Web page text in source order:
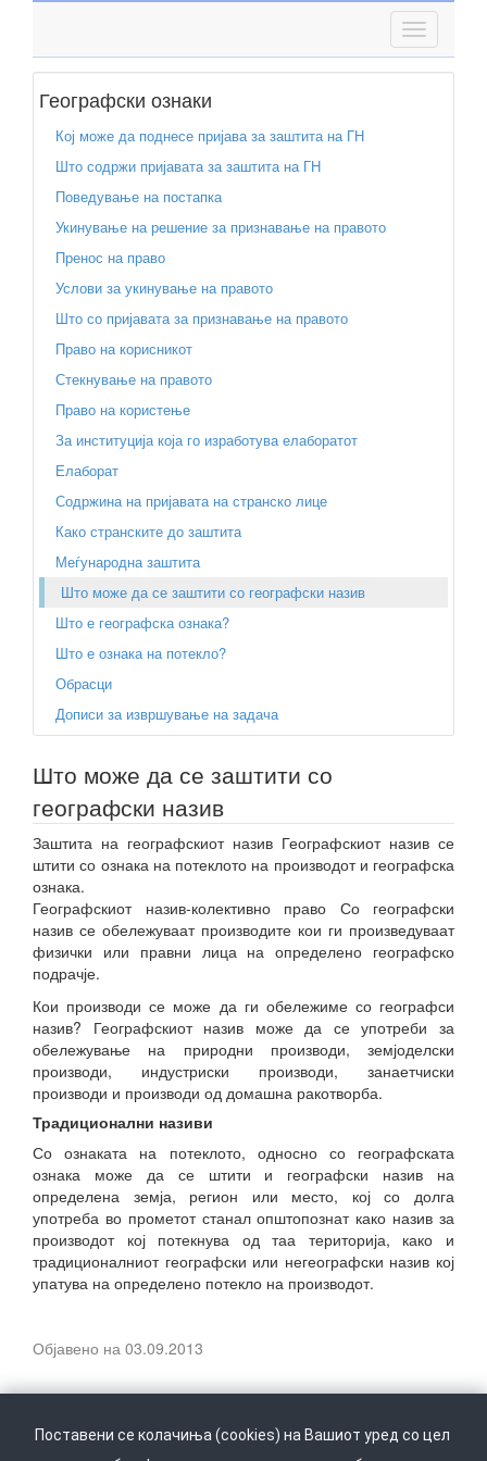
Географски ознаки
Кој може да поднесе пријава за заштита на ГН
Што содржи пријавата за заштита на ГН
Поведување на постапка
Укинување на решение за признавање на правото
Пренос на право
Услови за укинување на правото
Што со пријавата за признавање на правото
Право на корисникот
Стекнување на правото
Право на користење
За институција која го изработува елаборатот
Елаборат
Содржина на пријавата на странско лице
Како странските до заштита
Меѓународна заштита
Што може да се заштити со географски назив
Што е географска ознака?
Што е ознака на потекло?
Обрасци
Дописи за извршување на задача
Што може да се заштити со
географски назив
Заштита на географскиот назив Географскиот назив се
штити со ознака на потеклото на производот и географска
ознака.
Географскиот назив-колективно право Со географски
назив се обележуваат производите кои ги произведуваат
физички или правни лица на определено географско
подрачје.
Кои производи се може да ги обележиме со географси
назив? Географскиот назив може да се употреби за
обележување на природни производи, земјоделски
производи, индустриски производи, занаетчиски
производи и производи од домашна ракотворба.
Традиционални називи
Со ознаката на потеклото, односно со географската
ознака може да се штити и географски назив на
определена земја, регион или место, кој со долга
употреба во прометот станал општопознат како назив за
производот кој потекнува од таа територија, како и
традиционалниот географски или негеографски назив кој
упатува на определено потекло на производот.
Објавено на 03.09.2013
Поставени се колачиња (cookies) на Вашиот уред со цел